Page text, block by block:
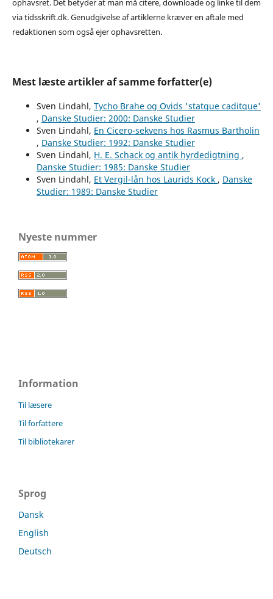
ophavsret. Det betyder at man må citere, downloade og linke til dem
via tidsskrift.dk. Genudgivelse af artiklerne kræver en aftale med
redaktionen som også ejer ophavsretten.
Mest læste artikler af samme forfatter(e)
Sven Lindahl, Tycho Brahe og Ovids 'statque caditque'
, Danske Studier: 2000: Danske Studier
Sven Lindahl, En Cicero-sekvens hos Rasmus Bartholin
, Danske Studier: 1992: Danske Studier
Sven Lindahl, H. E. Schack og antik hyrdedigtning ,
Danske Studier: 1985: Danske Studier
Sven Lindahl, Et Vergil-lån hos Laurids Kock , Danske
Studier: 1989: Danske Studier
Nyeste nummer
Information
Til læsere
Til forfattere
Til bibliotekarer
Sprog
Dansk
English
Deutsch